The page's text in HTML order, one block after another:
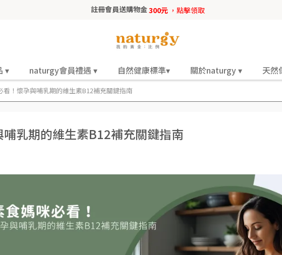
註冊會員送購物金300元 ，點擊領取
▾ naturgy會員禮遇 ▾ 自然健康標準▾ 關於naturgy ▾ 天然
看！懷孕與哺乳期的維生素B12補充關鍵指南
乳期的維生素B12補充關鍵指南